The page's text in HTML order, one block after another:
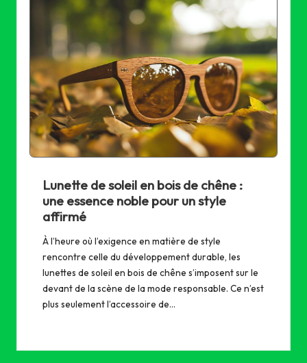
Lunette de soleil en bois de chêne :
une essence noble pour un style
affirmé
À l’heure où l’exigence en matière de style
rencontre celle du développement durable, les
lunettes de soleil en bois de chêne s’imposent sur le
devant de la scène de la mode responsable. Ce n’est
plus seulement l’accessoire de…